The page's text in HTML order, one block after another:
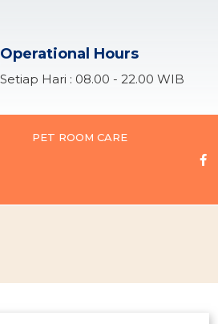
Operational Hours
Setiap Hari : 08.00 - 22.00 WIB
PET ROOM CARE